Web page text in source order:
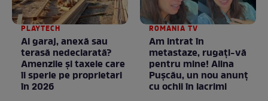
PLAYTECH
Ai garaj, anexă sau
terasă nedeclarată?
Amenzile și taxele care
îi sperie pe proprietari
în 2026
ROMANIA TV
Am intrat în
metastaze, rugaţi-vă
pentru mine! Alina
Puşcău, un nou anunţ
cu ochii în lacrimi